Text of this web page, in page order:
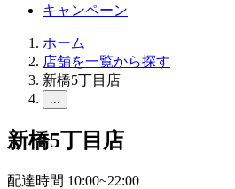
キャンペーン
ホーム
店舗を一覧から探す
新橋5丁目店
...
新橋5丁目店
配達時間 10:00~22:00